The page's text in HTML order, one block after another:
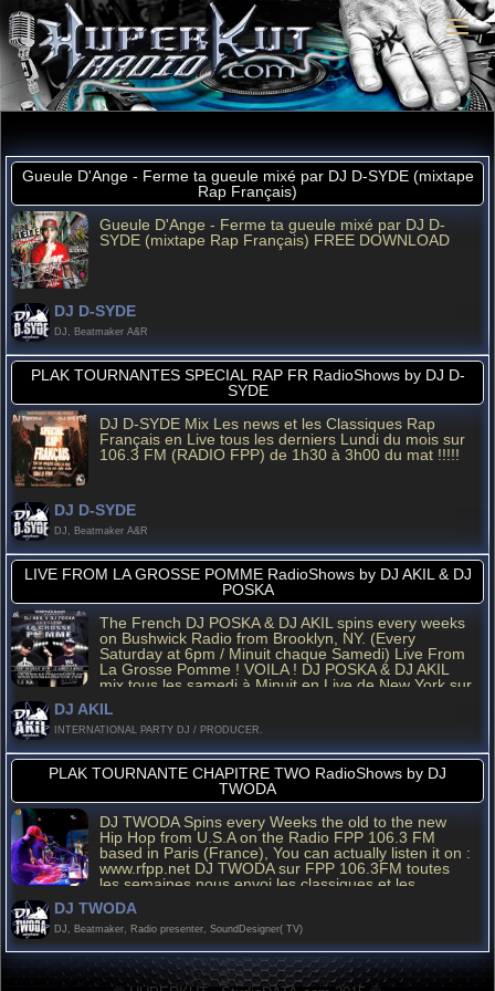
Gueule D'Ange - Ferme ta gueule mixé par DJ D-SYDE (mixtape
Rap Français)
Gueule D'Ange - Ferme ta gueule mixé par DJ D-
SYDE (mixtape Rap Français) FREE DOWNLOAD
DJ D-SYDE
DJ, Beatmaker A&R
PLAK TOURNANTES SPECIAL RAP FR RadioShows by DJ D-
SYDE
DJ D-SYDE Mix Les news et les Classiques Rap
Français en Live tous les derniers Lundi du mois sur
106.3 FM (RADIO FPP) de 1h30 à 3h00 du mat !!!!!
DJ D-SYDE
DJ, Beatmaker A&R
LIVE FROM LA GROSSE POMME RadioShows by DJ AKIL & DJ
POSKA
The French DJ POSKA & DJ AKIL spins every weeks
on Bushwick Radio from Brooklyn, NY. (Every
Saturday at 6pm / Minuit chaque Samedi) Live From
La Grosse Pomme ! VOILA ! DJ POSKA & DJ AKIL
mix tous les samedi à Minuit en Live de New York sur
Bushwick Radio, vous pouvez écouter l'emission en
direct sur www.ustream.tv/channel/bushwick-radio ou
sur les site www.nevasayneva.com et
www.boombapnation.com
DJ AKIL
INTERNATIONAL PARTY DJ / PRODUCER.
PLAK TOURNANTE CHAPITRE TWO RadioShows by DJ
TWODA
DJ TWODA Spins every Weeks the old to the new
Hip Hop from U.S.A on the Radio FPP 106.3 FM
based in Paris (France), You can actually listen it on :
www.rfpp.net DJ TWODA sur FPP 106.3FM toutes
les semaines nous envoi les classiques et les
derniers sons US en direct dans son emission
Plaques Tournantes Chapter Two !!!
DJ TWODA
DJ, Beatmaker, Radio presenter, SoundDesigner( TV)